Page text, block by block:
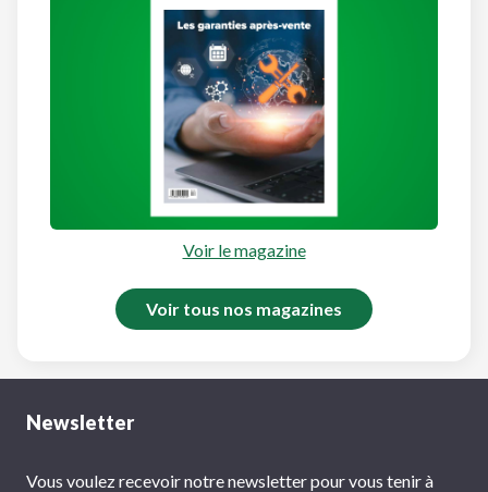
Voir le magazine
Voir tous nos magazines
Newsletter
Vous voulez recevoir notre newsletter pour vous tenir à